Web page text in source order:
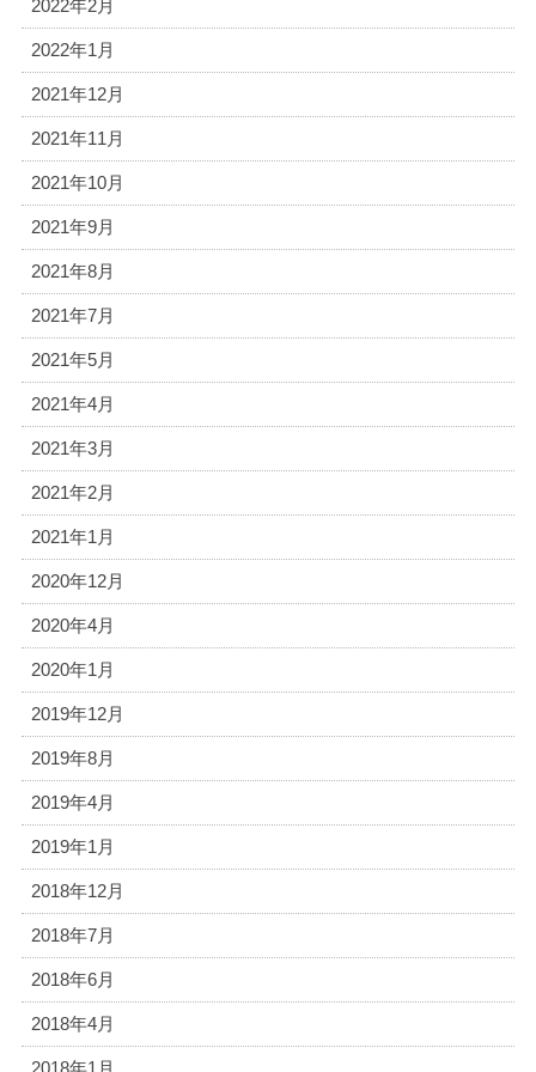
2022年2月
2022年1月
2021年12月
2021年11月
2021年10月
2021年9月
2021年8月
2021年7月
2021年5月
2021年4月
2021年3月
2021年2月
2021年1月
2020年12月
2020年4月
2020年1月
2019年12月
2019年8月
2019年4月
2019年1月
2018年12月
2018年7月
2018年6月
2018年4月
2018年1月